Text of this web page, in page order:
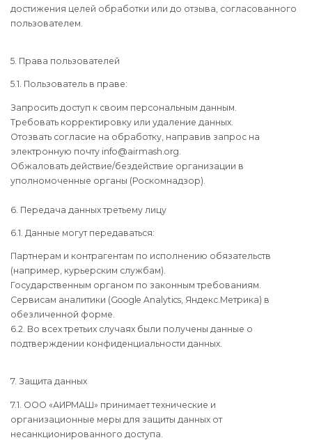
достижения целей обработки или до отзыва, согласованного
пользователем.
5. Права пользователей
5.1. Пользователь в праве:
Запросить доступ к своим персональным данным.
Требовать корректировку или удаление данных.
Отозвать согласие на обработку, направив запрос на
электронную почту info@airmash.org.
Обжаловать действие/бездействие организации в
уполномоченные органы (Роскомнадзор).
6. Передача данных третьему лицу
6.1. Данные могут передаваться:
Партнерам и контрагентам по исполнению обязательств
(например, курьерским службам).
Государственным органом по законным требованиям.
Сервисам аналитики (Google Analytics, Яндекс.Метрика) в
обезличенной форме.
6.2. Во всех третьих случаях были получены данные о
подтверждении конфиденциальности данных.
7. Защита данных
7.1. ООО «АИРМАШ» принимает технические и
организационные меры для защиты данных от
несанкционированного доступа.